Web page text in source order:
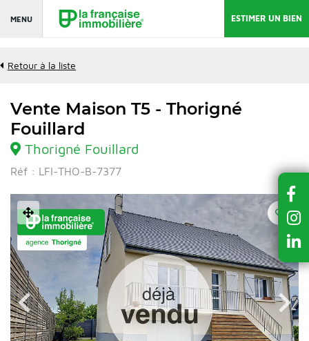
MENU ESTIMER UN BIEN
Retour à la liste
Vente Maison T5 - Thorigné
Fouillard
Thorigné Fouillard
Réf : LFI-THO-B-7377